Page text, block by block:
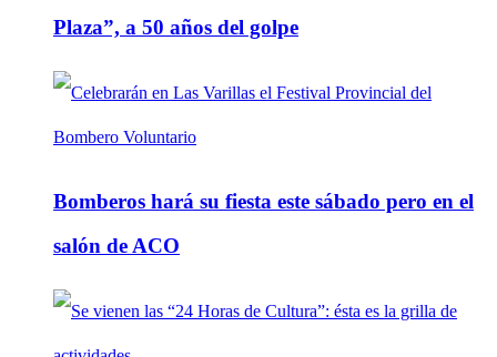
Plaza”, a 50 años del golpe
Bomberos hará su fiesta este sábado pero en el
salón de ACO